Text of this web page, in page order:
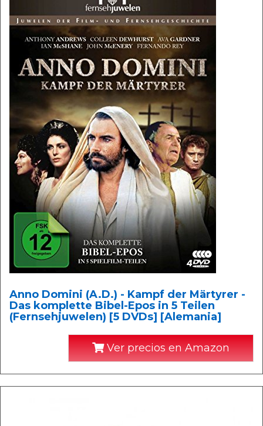
Anno Domini (A.D.) - Kampf der Märtyrer -
Das komplette Bibel-Epos in 5 Teilen
(Fernsehjuwelen) [5 DVDs] [Alemania]
Ver precios en Amazon